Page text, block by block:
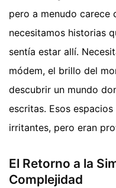
pero a menudo carece
necesitamos historias
sentía estar allí.
módem, el brillo del
descubrir un mundo
escritas. Esos
irritantes, pero eran
El Retorno a la
Complejidad